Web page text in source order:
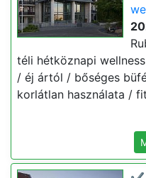
téli hétköznapi
/ éj ártól / bőséges
korlátlan használata /